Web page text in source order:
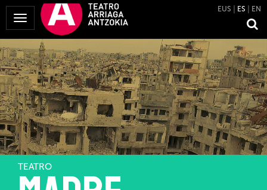
Mostrar
Menú
EUS ES EN
TEATRO